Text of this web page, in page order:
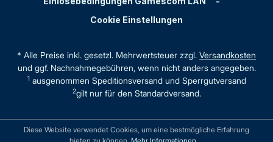
Cookie Einstellungen
* Alle Preise inkl. gesetzl. Mehrwertsteuer zzgl. Versandkosten
und ggf. Nachnahmegebühren, wenn nicht anders angegeben.
1ausgenommen Speditionsversand und Sperrgutversand
2gilt nur für den Standardversand.
Diese Website verwendet Cookies, um eine bestmögliche Erfahrung